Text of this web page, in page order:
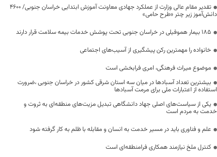
تقدیر مقام عالی وزارت از عملکرد جهادی معاونت آموزش ابتدایی خراسان جنوبی/ ۴۶۰۰
دانش‌آموز زیر چتر «طرح حامی»
۱۸۵ بیمار هموفیلی در خراسان جنوبی تحت پوشش خدمات بیمه سلامت قرار دارند
خانواده را مهمترین رکن پیشگیری از آسیب‌های اجتماعی
موضوع میراث فرهنگی، امری فرابخشی است
بیشترین تعداد آسبادها در میان سه استان شرقی کشور در خراسان جنوبی ،ضرورت
استفاده از اعتبارات ملی برای مرمت آسبادها
یکی از سیاست‌های اصلی جهاد دانشگاهی تبدیل مزیت‌های منطقه‌ای به ثروت و
خدمت به مردم است
علم و فناوری باید در مسیر خدمت به انسان و مقابله با ظلم به کار گرفته شود
کنترل ملخ نیازمند همکاری فرامنطقه‌ای است